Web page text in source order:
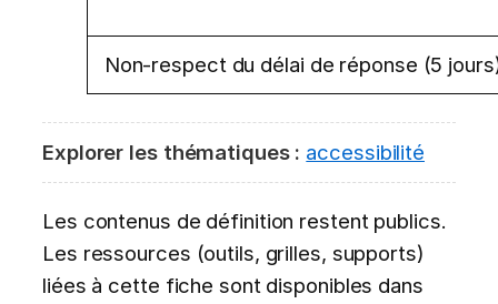
Non-respect du délai de réponse (5
Explorer les thématiques : accessibilité
Les contenus de définition restent publics.
Les ressources (outils, grilles, supports)
liées à cette fiche sont disponibles dans